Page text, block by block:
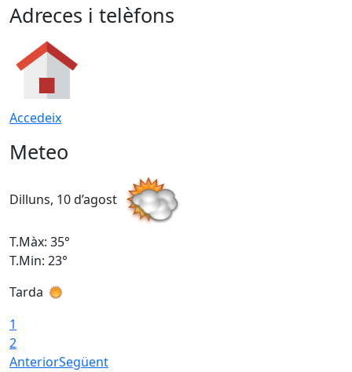
Adreces i telèfons
Accedeix
Meteo
Dilluns, 10 d’agost
T.Màx: 35°
T.Min: 23°
Tarda
1
2
AnteriorSegüent